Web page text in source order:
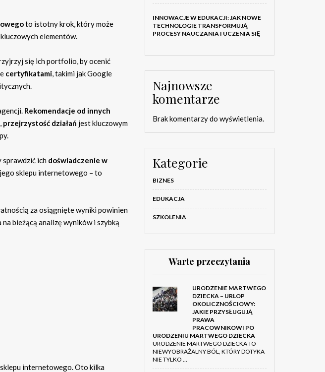
to istotny krok, który może
elementów.
się ich portfolio, by ocenić
certyfikatami, takimi jak Google
Rekomendacje od innych
przejrzystość działań jest kluczowym
sprawdzić ich doświadczenie w
sklepu internetowego – to
za osiągnięte wyniki powinien
na bieżącą analizę wyników i szybką
internetowego. Oto kilka
INNOWACJE W EDUKACJI: JAK NOWE
TECHNOLOGIE TRANSFORMUJĄ
PROCESY NAUCZANIA I UCZENIA SIĘ
Najnowsze
komentarze
Brak komentarzy do wyświetlenia.
Kategorie
BIZNES
EDUKACJA
SZKOLENIA
Warte przeczytania
URODZENIE MARTWEGO
DZIECKA – URLOP
OKOLICZNOŚCIOWY:
JAKIE PRZYSŁUGUJĄ
PRAWA
PRACOWNIKOWI PO
URODZENIU MARTWEGO DZIECKA
URODZENIE MARTWEGO DZIECKA TO
NIEWYOBRAŻALNY BÓL, KTÓRY DOTYKA
NIE TYLKO …